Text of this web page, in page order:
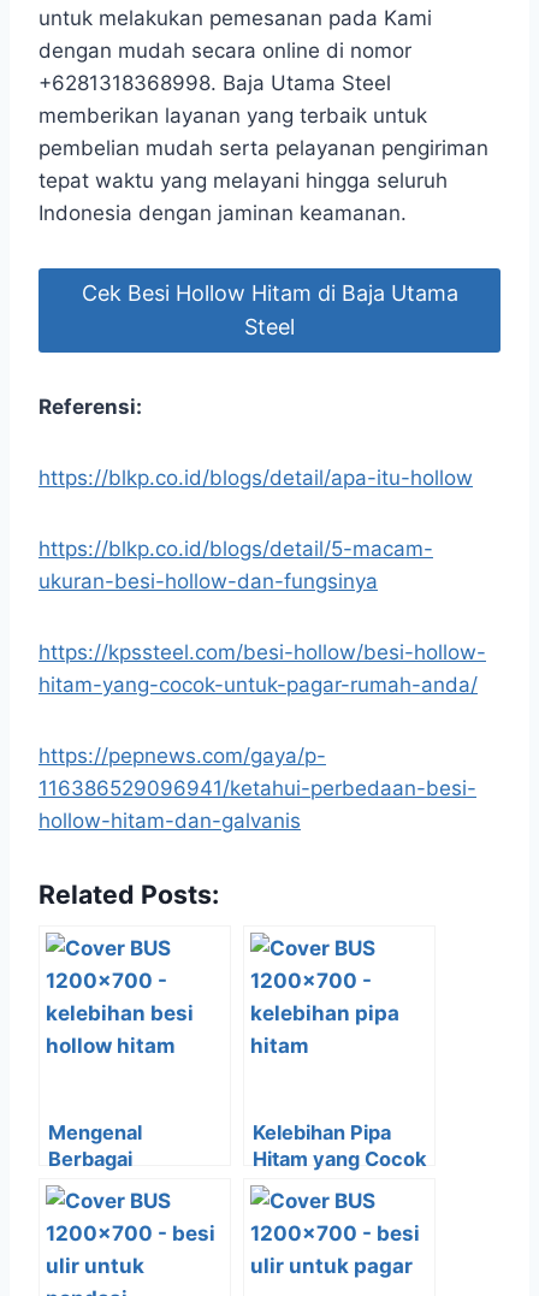
untuk melakukan pemesanan pada Kami
dengan mudah secara online di nomor
+6281318368998. Baja Utama Steel
memberikan layanan yang terbaik untuk
pembelian mudah serta pelayanan pengiriman
tepat waktu yang melayani hingga seluruh
Indonesia dengan jaminan keamanan.
Cek Besi Hollow Hitam di Baja Utama
Steel
Referensi:
https://blkp.co.id/blogs/detail/apa-itu-hollow
https://blkp.co.id/blogs/detail/5-macam-
ukuran-besi-hollow-dan-fungsinya
https://kpssteel.com/besi-hollow/besi-hollow-
hitam-yang-cocok-untuk-pagar-rumah-anda/
https://pepnews.com/gaya/p-
116386529096941/ketahui-perbedaan-besi-
hollow-hitam-dan-galvanis
Related Posts:
Mengenal
Berbagai
Kelebihan Besi
Hollow Hitam
Kelebihan Pipa
Hitam yang Cocok
untuk Konstruksi
Bangunan